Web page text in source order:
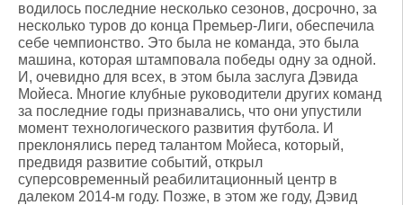
водилось последние несколько сезонов, досрочно, за
несколько туров до конца Премьер-Лиги, обеспечила
себе чемпионство. Это была не команда, это была
машина, которая штамповала победы одну за одной.
И, очевидно для всех, в этом была заслуга Дэвида
Мойеса. Многие клубные руководители других команд
за последние годы признавались, что они упустили
момент технологического развития футбола. И
преклонялись перед талантом Мойеса, который,
предвидя развитие событий, открыл
суперсовременный реабилитационный центр в
далеком 2014-м году. Позже, в этом же году, Дэвид